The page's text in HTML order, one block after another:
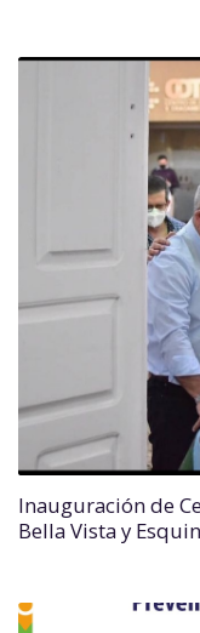
Inauguración de
Bella Vista y